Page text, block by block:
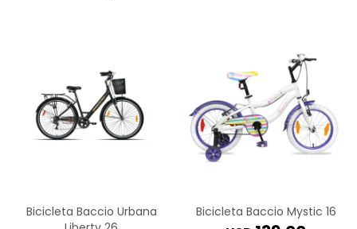
Bicicleta Baccio Urbana
Bicicleta Baccio Mystic 16